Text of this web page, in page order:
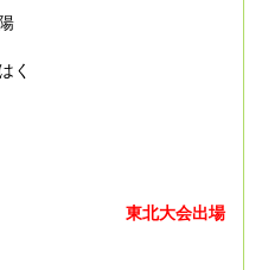
東北大会出場